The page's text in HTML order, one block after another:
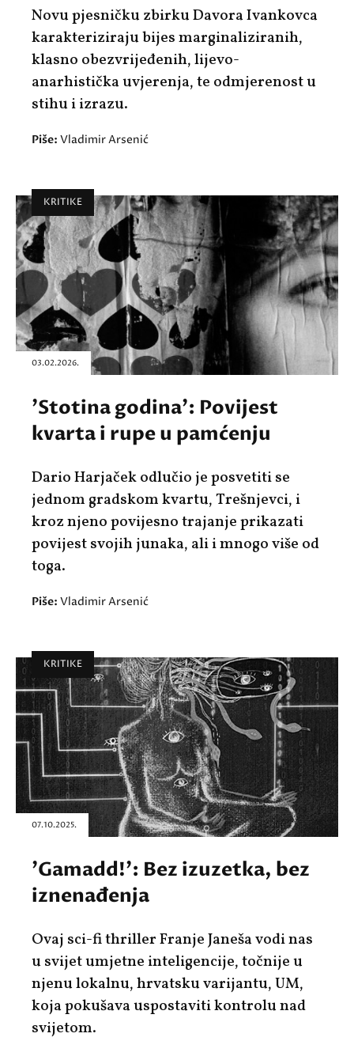
Novu pjesničku zbirku Davora Ivankovca
karakteriziraju bijes marginaliziranih,
klasno obezvrijeđenih, lijevo-
anarhistička uvjerenja, te odmjerenost u
stihu i izrazu.
Piše: Vladimir Arsenić
KRITIKE
03.02.2026.
'Stotina godina': Povijest
kvarta i rupe u pamćenju
Dario Harjaček odlučio je posvetiti se
jednom gradskom kvartu, Trešnjevci, i
kroz njeno povijesno trajanje prikazati
povijest svojih junaka, ali i mnogo više od
toga.
Piše: Vladimir Arsenić
KRITIKE
07.10.2025.
'Gamadd!': Bez izuzetka, bez
iznenađenja
Ovaj sci-fi thriller Franje Janeša vodi nas
u svijet umjetne inteligencije, točnije u
njenu lokalnu, hrvatsku varijantu, UM,
koja pokušava uspostaviti kontrolu nad
svijetom.